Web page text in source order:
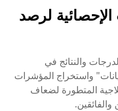
الإحصائية لرصد
والنتائج في
واستخراج المؤشرات
المتطورة لضعاف
والفائقين.